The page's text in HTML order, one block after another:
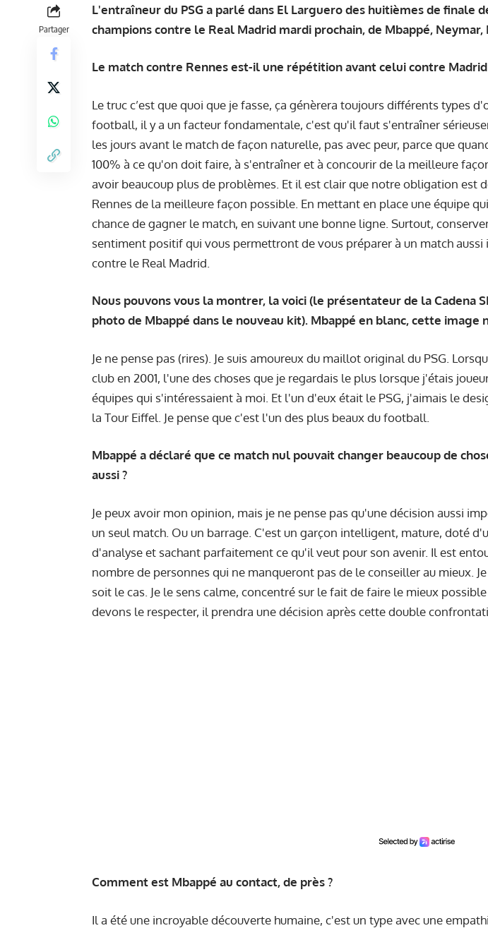
Partager
L'entraîneur du PSG a parlé dans El Larguerodes huitièmes de finale
champions contre le Real Madrid mardi prochain, de Mbappé, Neymar,
Le match contre Rennes est-il une répétition avant celui contre Madrid
Le truc c’est que quoi que je fasse, ça génèrera toujours différents types
football, il y a un facteur fondamentale, c'est qu'il faut s'entraîner
les jours avant le match de façon naturelle, pas avec peur, parce que
100% à ce qu'on doit faire, à s'entraîner et à concourir de la meilleure
avoir beaucoup plus de problèmes. Et il est clair que notre obligation est
Rennes de la meilleure façon possible. En mettant en place une équipe
chance de gagner le match, en suivant une bonne ligne. Surtout,
sentiment positif qui vous permettront de vous préparer à un match
contre le Real Madrid.
Nous pouvons vous la montrer, la voici (le présentateur de la Cadena
photo de Mbappé dans le nouveau kit). Mbappé en blanc, cette image
Je ne pense pas (rires). Je suis amoureux du maillot original du PSG.
club en 2001, l'une des choses que je regardais le plus lorsque j'étais
équipes qui s'intéressaient à moi. Et l'un d'eux était le PSG, j'aimais le
la Tour Eiffel. Je pense que c'est l'un des plus beaux du football.
Mbappé a déclaré que ce match nul pouvait changer beaucoup de
aussi ?
Je peux avoir mon opinion, mais je ne pense pas qu'une décision aussi
un seul match. Ou un barrage. C'est un garçon intelligent, mature, doté
d'analyse et sachant parfaitement ce qu'il veut pour son avenir. Il est
nombre de personnes qui ne manqueront pas de le conseiller au mieux.
soit le cas. Je le sens calme, concentré sur le fait de faire le mieux
devons le respecter, il prendra une décision après cette double
Comment est Mbappé au contact, de près ?
Il a été une incroyable découverte humaine, c'est un type avec une